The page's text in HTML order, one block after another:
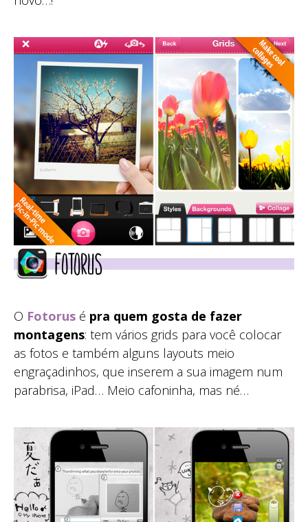
O Fotorus é pra quem gosta de fazer
montagens: tem vários grids para você colocar
as fotos e também alguns layouts meio
engraçadinhos, que inserem a sua imagem num
parabrisa, iPad… Meio cafoninha, mas né…